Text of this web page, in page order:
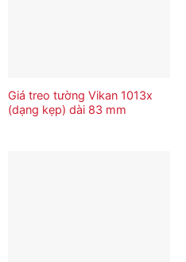
Giá treo tường Vikan 1013x
(dạng kẹp) dài 83 mm